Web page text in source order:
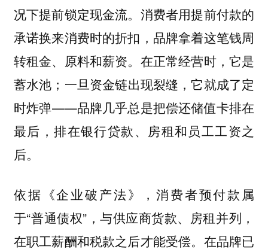
况下提前锁定现金流。消费者用提前付款的
承诺换来消费时的折扣，品牌拿着这笔钱周
转租金、原料和薪资。在正常经营时，它是
蓄水池；一旦资金链出现裂缝，它就成了定
时炸弹——品牌几乎总是把偿还储值卡排在
最后，排在银行贷款、房租和员工工资之
后。
依据《企业破产法》，消费者预付款属
于“普通债权”，与供应商货款、房租并列，
在职工薪酬和税款之后才能受偿。在品牌已